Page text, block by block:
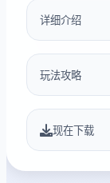
详细介绍
玩法攻略
现在下载